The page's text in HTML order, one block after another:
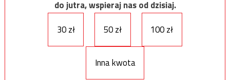
do jutra, wspieraj nas od dzisiaj.
30 zł
50 zł 100 zł
Inna kwota